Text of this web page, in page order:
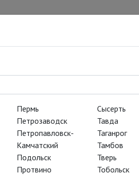
Пермь
Петрозаводск
Петропавловск-
Камчатский
Подольск
Протвино
Сысерть
Тавда
Таганрог
Тамбов
Тверь
Тобольск